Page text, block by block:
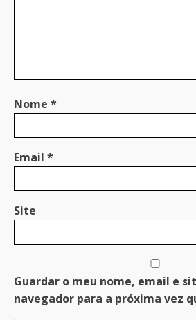
Nome *
Email *
Site
Guardar o meu nome, email e
navegador para a próxima vez